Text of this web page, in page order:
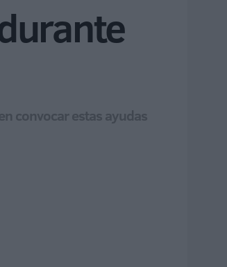
convocar estas ayudas